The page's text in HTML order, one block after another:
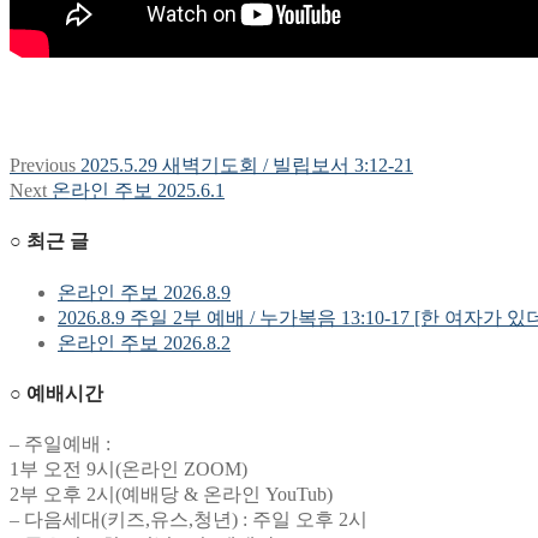
글
색
Previous Previous
post:
2025.5.29 새벽기도회 / 빌립보서 3:12-21
Next Next
온라인 주보 2025.6.1
○ 최근 글
온라인 주보 2026.8.9
2026.8.9 주일 2부 예배 / 누가복음 13:10-17 [한 여자가 있
온라인 주보 2026.8.2
○ 예배시간
– 주일예배 :
1부 오전 9시(온라인 ZOOM)
2부 오후 2시(예배당 & 온라인 YouTub)
– 다음세대(키즈,유스,청년) : 주일 오후 2시